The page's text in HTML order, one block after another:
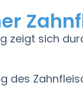
zeigt sich
des